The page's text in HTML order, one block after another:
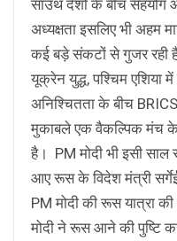
साउथ देशों के बीच सहयोग
अध्यक्षता इसलिए भी अहम
कई बड़े संकटों से गुजर रही
यूक्रेन युद्ध, पश्चिम एशिया
अनिश्चितता के बीच
मुकाबले एक वैकल्पिक मंच
है। PM मोदी भी इसी
आए रूस के विदेश मंत्री
PM मोदी की रूस यात्रा
मोदी ने रूस आने की पुष्टि